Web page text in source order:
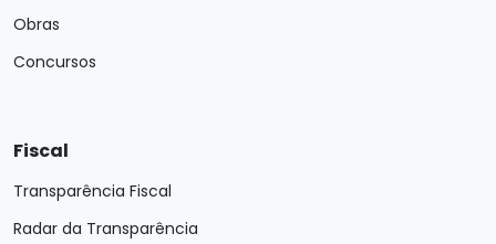
Obras
Concursos
Fiscal
Transparência Fiscal
Radar da Transparência